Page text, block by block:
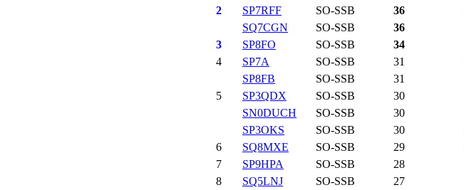
2
SP7RFF SO-SSB 36
SQ7CGN
SO-SSB 36
3
SP8FO SO-SSB 34
4
SP7A SO-SSB 31
SP8FB
SO-SSB 31
5
SP3QDX SO-SSB 30
SN0DUCH
SO-SSB 30
SP3OKS
SO-SSB 30
6
SQ8MXE SO-SSB 29
7
SP9HPA SO-SSB 28
8
SQ5LNJ SO-SSB 27